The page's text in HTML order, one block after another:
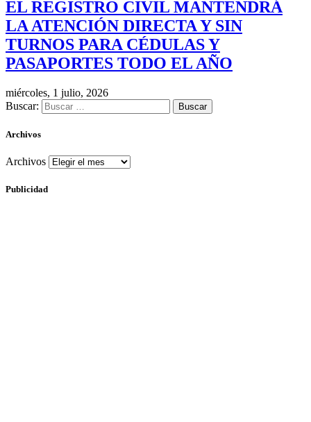
EL REGISTRO CIVIL MANTENDRÁ
LA ATENCIÓN DIRECTA Y SIN
TURNOS PARA CÉDULAS Y
PASAPORTES TODO EL AÑO
miércoles, 1 julio, 2026
Buscar:
Archivos
Archivos
Publicidad